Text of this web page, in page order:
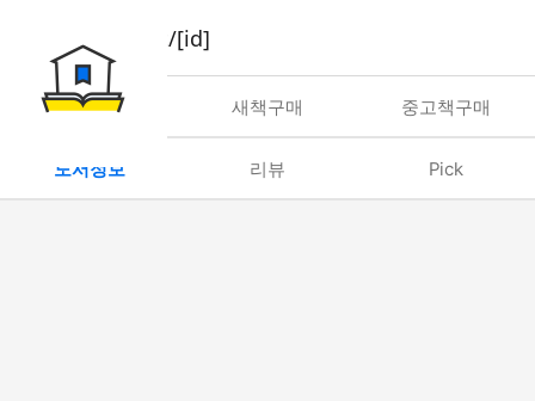
book/rent/[id]
대여 새책구매 중고책구매
도서정보 리뷰 Pick